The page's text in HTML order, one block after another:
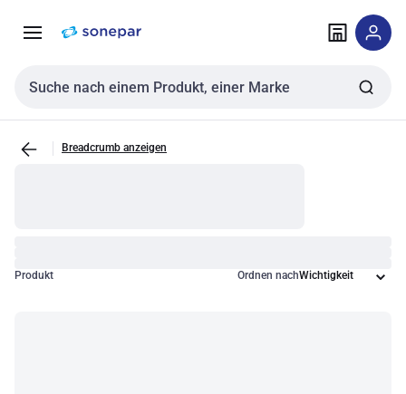
NavigationInhalt
Sucheingabe
Breadcrumb anzeigen
Produkt Ordnen nach